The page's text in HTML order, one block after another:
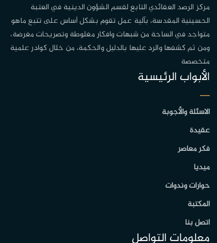
مركز الرصد العقائدي التابع لقسم الشؤون الدينية في العتبة
الحسينية المقدسة، بآلية عمل تقوم بشكل أساس على تتبع ماهو
متواجد في الساحة من شبهات وافكار مغلوطة وتصريحات مغرضة،
ومن ثم كشفها والرد عليها بالدليل والحكمة، من خلال كوادر علمية
متخصصة
الأبواب الرئيسية
الاسئلة والأجوبة
عقيدة
فكر معاصر
ميديا
حوارات وندوات
المكتبة
اتصل بنا
معلومات التواصل